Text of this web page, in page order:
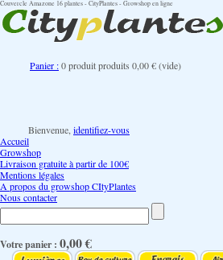
Couvercle Amazone 16 plantes - CityPlantes - Growshop en ligne
Panier :0produitproduits 0,00 €(vide)
Bienvenue, identifiez-vous
Accueil
Growshop
Livraison gratuite à partir de 100€
Mentions légales
A propos du growshop CItyPlantes
Nous contacter
Votre panier : 0,00 €